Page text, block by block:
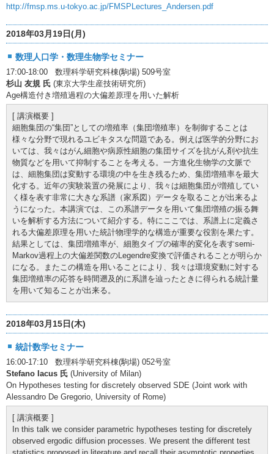
http://fmsp.ms.u-tokyo.ac.jp/FMSPLectures_Andersen.pdf
2018年03月19日(月)
数理人口学・数理生物学セミナー
17:00-18:00 数理科学研究科棟(駒場) 509号室
杉山 友規 氏 (東京大学生産技術研究所)
Age構造付き増殖過程の大偏差原理を用いた解析
[ 講演概要 ]
細胞集団の“集団”としての増殖率（集団増殖率）を制御することは
様々な分野で現れるユビキタスな問題である。例えば医学的分野にお
いては、我々はがん細胞や病原性細胞の集団サイズを抗がん剤や抗生
物質などを用いて抑制することを考える。一方進化生物学の文脈で
は、細胞集団は変動する環境の中を生き残るため、集団増殖率を最大
化する。近年の実験装置の発展により、我々は細胞集団が増殖してい
く様を表す非常に大きな系譜（家系図）データを取ることが出来るよ
うになった。本講演では、この系譜データを用いて集団増殖の振る舞
いを解析する方法について紹介する。特にここでは、系譜上に定義さ
れる大偏差原理を用いた統計物理学的な構造が重要な役割を果たす。
結果としては、集団増殖率が、細胞タイプの確率的変化を表すsemi-
Markov過程上の大偏差関数のLegendre変換で評価されることが明らか
になる。またこの構造を用いることにより、我々は環境変動に対する
集団増殖率の応答を時間遡及的に系譜を辿ったときに得られる統計量
を用いて知ることが出来る。
2018年03月15日(木)
統計数学セミナー
16:00-17:10 数理科学研究科棟(駒場) 052号室
Stefano Iacus 氏 (University of Milan)
On Hypotheses testing for discretely observed SDE (Joint work with
Alessandro De Gregorio, University of Rome)
[ 講演概要 ]
In this talk we consider parametric hypotheses testing for discretely
observed ergodic diffusion processes. We present the different test